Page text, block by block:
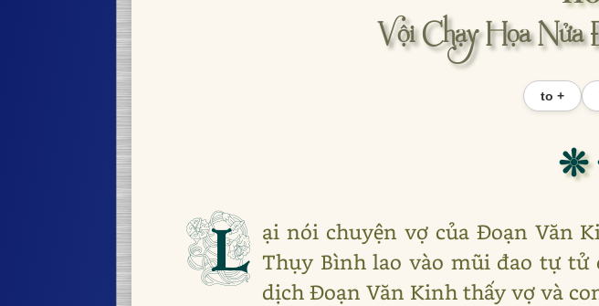
Vội Chạy Họa Nửa
to +
❊
L ại nói chuyện vợ của Đoạn Văn
Thụy Bình lao vào mũi đao tự tử
dịch Đoạn Văn Kinh thấy vợ và